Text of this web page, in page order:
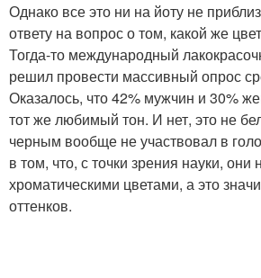
Однако все это ни на йоту не
ответу на вопрос о том, какой же
Тогда-то международный
решил провести массивный опрос
Оказалось, что 42% мужчин и 30%
тот же любимый тон. И нет, это не
черным вообще не участвовал в
в том, что, с точки зрения науки, они
хроматическими цветами, а это
оттенков.